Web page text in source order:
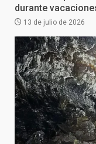
durante
13 de julio de 2026